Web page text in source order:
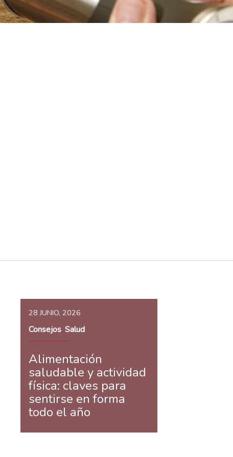
28 JUNIO, 2026
Consejos, Salud
Alimentación
saludable y actividad
física: claves para
sentirse en forma
todo el año